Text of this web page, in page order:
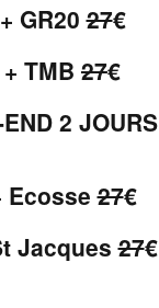
+ GR2027€
+ TMB 27€
2 JOURS
Ecosse27€
Jacques27€